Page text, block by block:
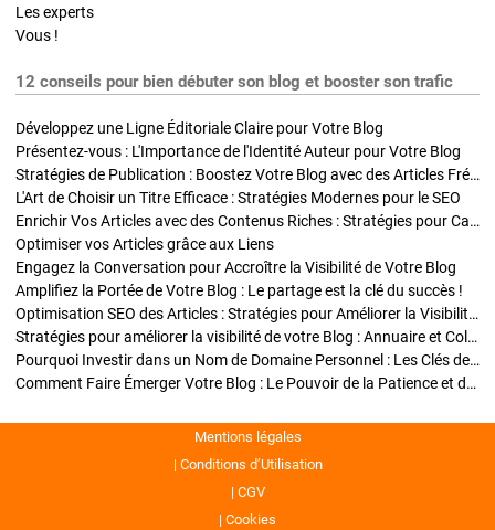
Les experts
Vous !
12 conseils pour bien débuter son blog et booster son trafic
Développez une Ligne Éditoriale Claire pour Votre Blog
Présentez-vous : L'Importance de l'Identité Auteur pour Votre Blog
Stratégies de Publication : Boostez Votre Blog avec des Articles Fréquents et Exclusifs
L'Art de Choisir un Titre Efficace : Stratégies Modernes pour le SEO
Enrichir Vos Articles avec des Contenus Riches : Stratégies pour Captiver et Optimiser
Optimiser vos Articles grâce aux Liens
Engagez la Conversation pour Accroître la Visibilité de Votre Blog
Amplifiez la Portée de Votre Blog : Le partage est la clé du succès !
Optimisation SEO des Articles : Stratégies pour Améliorer la Visibilité de Votre Blog
Stratégies pour améliorer la visibilité de votre Blog : Annuaire et Collaborations
Pourquoi Investir dans un Nom de Domaine Personnel : Les Clés de la Réussite de Votre Blog
Comment Faire Émerger Votre Blog : Le Pouvoir de la Patience et de la Persévérance
Mentions légales
Conditions d’Utilisation
CGV
Cookies